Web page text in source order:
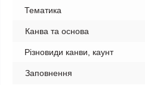
Тематика
Канва та основа
Різновиди канви, каунт
Заповнення